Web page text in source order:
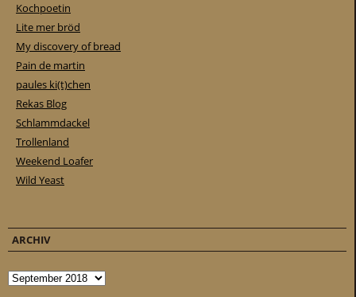
Kochpoetin
Lite mer bröd
My discovery of bread
Pain de martin
paules ki(t)chen
Rekas Blog
Schlammdackel
Trollenland
Weekend Loafer
Wild Yeast
ARCHIV
Archiv